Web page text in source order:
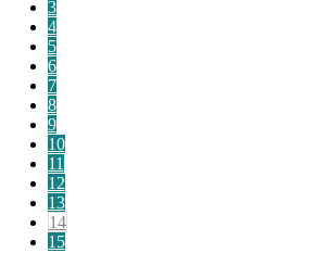
3
4
5
6
7
8
9
10
11
12
13
14
15